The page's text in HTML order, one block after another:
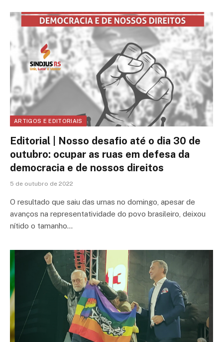
ARTIGOS E EDITORIAIS
Editorial | Nosso desafio até o dia 30 de
outubro: ocupar as ruas em defesa da
democracia e de nossos direitos
5 de outubro de 2022
O resultado que saiu das urnas no domingo, apesar de
avanços na representatividade do povo brasileiro, deixou
nítido o tamanho…